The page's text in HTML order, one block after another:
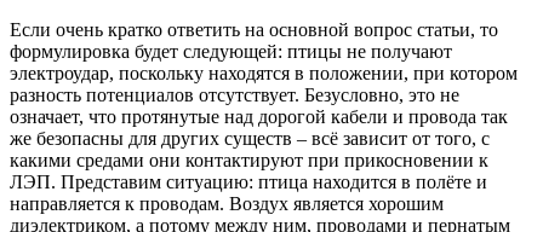
Если очень кратко ответить на основной вопрос статьи, то
формулировка будет следующей: птицы не получают
электроудар, поскольку находятся в положении, при котором
разность потенциалов отсутствует. Безусловно, это не
означает, что протянутые над дорогой кабели и провода так
же безопасны для других существ – всё зависит от того, с
какими средами они контактируют при прикосновении к
ЛЭП. Представим ситуацию: птица находится в полёте и
направляется к проводам. Воздух является хорошим
диэлектриком, а потому между ним, проводами и пернатым